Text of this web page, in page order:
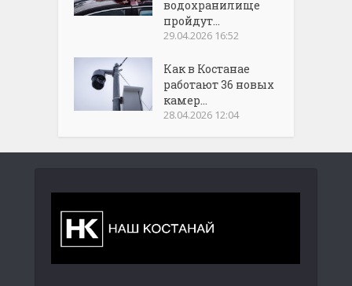
водохранилище
пройдут...
29.04.2026 16:52
Как в Костанае
работают 36 новых
камер...
28.04.2026 12:04